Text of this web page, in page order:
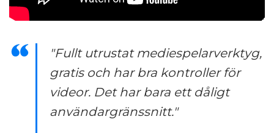
"Fullt utrustat mediespelarverktyg,
gratis och har bra kontroller för
videor. Det har bara ett dåligt
användargränssnitt."